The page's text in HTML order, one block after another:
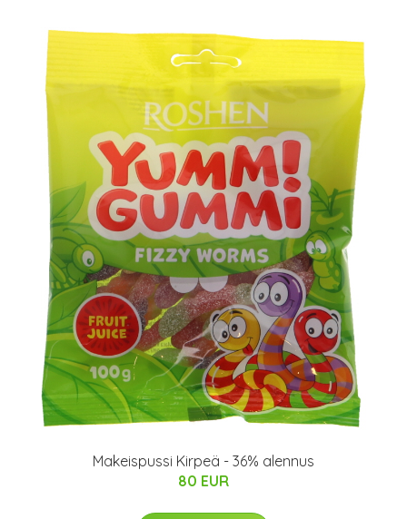
Makeispussi Kirpeä - 36% alennus
80 EUR